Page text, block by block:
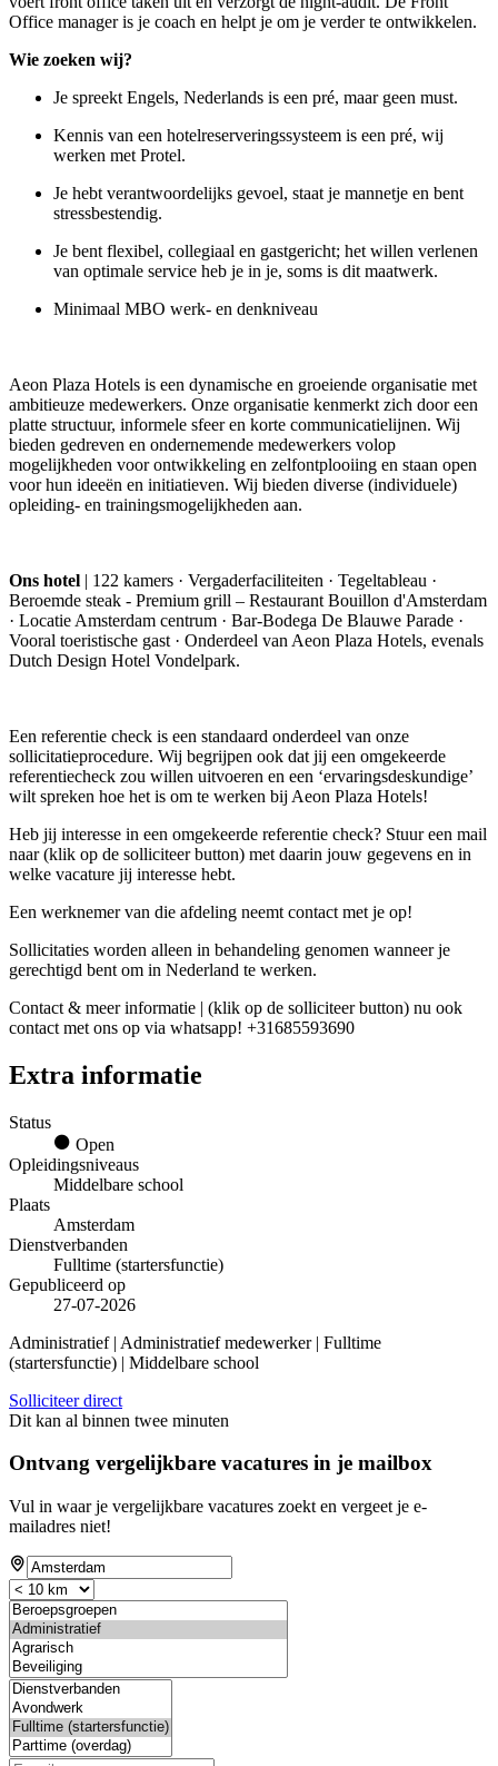
Office manager is je coach en helpt je om je verder te ontwikkelen.
Wie zoeken wij?
Je spreekt Engels, Nederlands is een pré, maar geen must.
Kennis van een hotelreserveringssysteem is een pré, wij
werken met Protel.
Je hebt verantwoordelijks gevoel, staat je mannetje en bent
stressbestendig.
Je bent flexibel, collegiaal en gastgericht; het willen verlenen
van optimale service heb je in je, soms is dit maatwerk.
Minimaal MBO werk- en denkniveau
​Aeon Plaza Hotels is een dynamische en groeiende organisatie met
ambitieuze medewerkers. Onze organisatie kenmerkt zich door een
platte structuur, informele sfeer en korte communicatielijnen. Wij
bieden gedreven en ondernemende medewerkers volop
mogelijkheden voor ontwikkeling en zelfontplooiing en staan open
voor hun ideeën en initiatieven. Wij bieden diverse (individuele)
opleiding- en trainingsmogelijkheden aan.
Ons hotel | 122 kamers · Vergaderfaciliteiten · Tegeltableau ·
Beroemde steak - Premium grill – Restaurant Bouillon d'Amsterdam
· Locatie Amsterdam centrum · Bar-Bodega De Blauwe Parade ·
Vooral toeristische gast · Onderdeel van Aeon Plaza Hotels, evenals
Dutch Design Hotel Vondelpark.
Een referentie check is een standaard onderdeel van onze
sollicitatieprocedure. Wij begrijpen ook dat jij een omgekeerde
referentiecheck zou willen uitvoeren en een ‘ervaringsdeskundige’
wilt spreken hoe het is om te werken bij Aeon Plaza Hotels!
Heb jij interesse in een omgekeerde referentie check? Stuur een mail
naar (klik op de solliciteer button) met daarin jouw gegevens en in
welke vacature jij interesse hebt.
Een werknemer van die afdeling neemt contact met je op!
Sollicitaties worden alleen in behandeling genomen wanneer je
gerechtigd bent om in Nederland te werken.
Contact & meer informatie | (klik op de solliciteer button) nu ook
contact met ons op via whatsapp! +31685593690
Extra informatie
Status
Open
Opleidingsniveaus
Middelbare school
Plaats
Amsterdam
Dienstverbanden
Fulltime (startersfunctie)
Gepubliceerd op
27-07-2026
Administratief | Administratief medewerker | Fulltime
(startersfunctie) | Middelbare school
Solliciteer direct
Dit kan al binnen twee minuten
Ontvang vergelijkbare vacatures in je mailbox
Vul in waar je vergelijkbare vacatures zoekt en vergeet je e-
mailadres niet!